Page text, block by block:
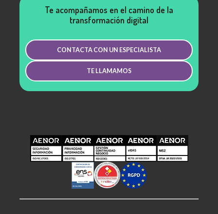
Te acompañamos en el camino de la
transformación digital
CONTACTA CON UN ESPECIALISTA
TE LLAMAMOS